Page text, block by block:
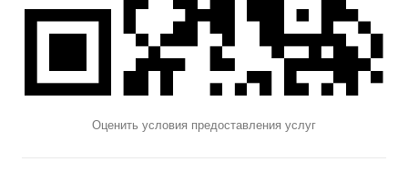
Оценить условия предоставления услуг